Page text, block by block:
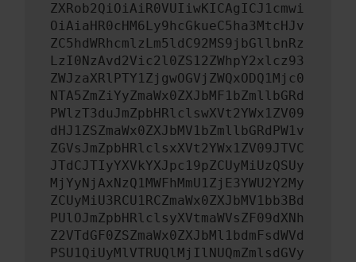
ZXRob2QiOiAiR0VUIiwKICAgICJ1cmwi
OiAiaHR0cHM6Ly9hcGkueC5ha3MtcHJv
ZC5hdWRhcmlzLm5ldC92MS9jbGllbnRz
LzI0NzAvd2Vic2l0ZS12ZWhpY2xlcz93
ZWJzaXRlPTY1ZjgwOGVjZWQxODQ1Mjc0
NTA5ZmZiYyZmaWx0ZXJbMF1bZmllbGRd
PWlzT3duJmZpbHRlclswXVt2YWx1ZV09
dHJ1ZSZmaWx0ZXJbMV1bZmllbGRdPW1v
ZGVsJmZpbHRlclsxXVt2YWx1ZV09JTVC
JTdCJTIyYXVkYXJpc19pZCUyMiUzQSUy
MjYyNjAxNzQ1MWFhMmU1ZjE3YWU2Y2My
ZCUyMiU3RCU1RCZmaWx0ZXJbMV1bb3Bd
PUlOJmZpbHRlclsyXVtmaWVsZF09dXNh
Z2VTdGF0ZSZmaWx0ZXJbMl1bdmFsdWVd
PSU1QiUyMlVTRUQlMjIlNUQmZmlsdGVy